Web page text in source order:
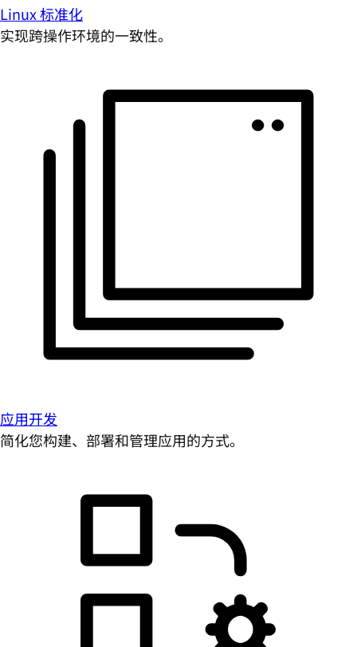
Linux 标准化
实现跨操作环境的一致性。
应用开发
简化您构建、部署和管理应用的方式。